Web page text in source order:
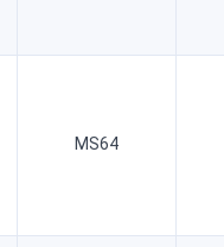
MS64